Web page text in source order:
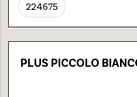
224675
PLUS PICCOLO